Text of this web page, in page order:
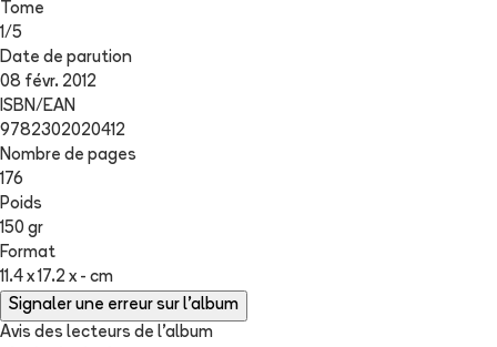
Tome
1/5
Date de parution
08 févr. 2012
ISBN/EAN
9782302020412
Nombre de pages
176
Poids
150 gr
Format
11.4 x 17.2 x - cm
Signaler une erreur sur l'album
Avis des lecteurs de l'album